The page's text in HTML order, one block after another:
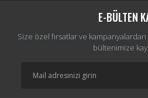
E-BÜLTEN
Size özel fırsatlar ve
bültenimize